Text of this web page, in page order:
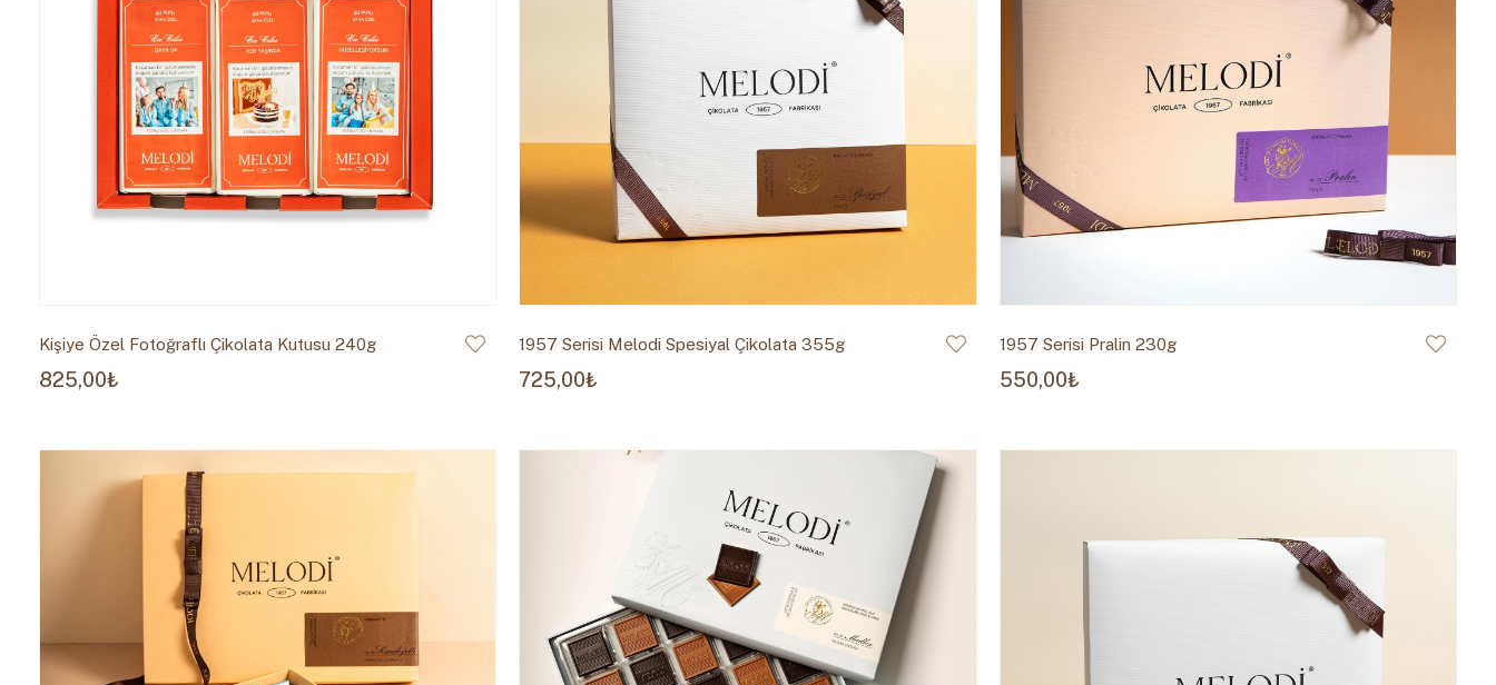
Kişiye Özel Fotoğraflı Çikolata Kutusu 240g
825,00₺
1957 Serisi Melodi Spesiyal Çikolata 355g
725,00₺
1957 Serisi Pralin 230g
550,00₺